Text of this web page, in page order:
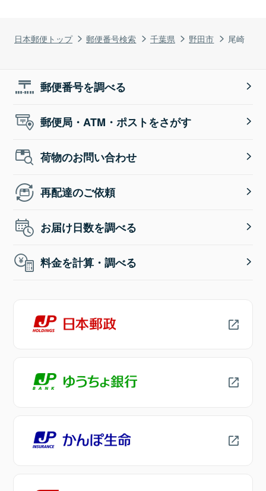
日本郵便トップ 郵便番号検索 千葉県 野田市 尾崎
郵便番号を調べる
郵便局・ATM・ポストをさがす
荷物のお問い合わせ
再配達のご依頼
お届け日数を調べる
料金を計算・調べる